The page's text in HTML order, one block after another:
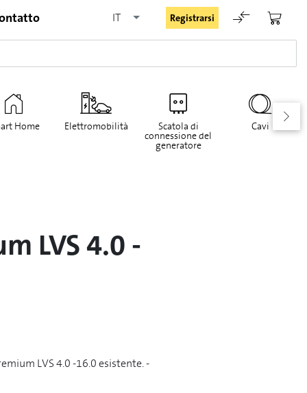
IT Registrarsi
Password dimenticata
Home Elettromobilità Scatola di
connessione del
generatore
Cavi
LVS 4.0 -
LVS 4.0 -16.0 esistente. -